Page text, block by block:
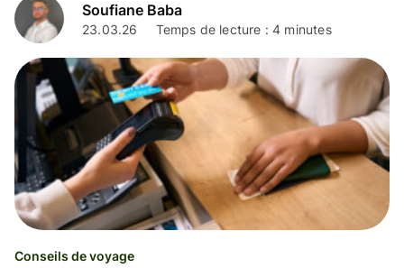
Soufiane Baba
23.03.26 Temps de lecture : 4 minutes
Conseils de voyage